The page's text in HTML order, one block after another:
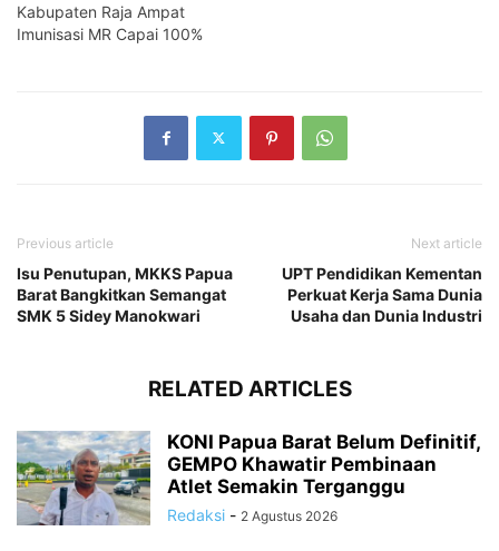
Kabupaten Raja Ampat
Imunisasi MR Capai 100%
Previous article
Isu Penutupan, MKKS Papua
Barat Bangkitkan Semangat
SMK 5 Sidey Manokwari
Next article
UPT Pendidikan Kementan
Perkuat Kerja Sama Dunia
Usaha dan Dunia Industri
RELATED ARTICLES
KONI Papua Barat Belum Definitif,
GEMPO Khawatir Pembinaan
Atlet Semakin Terganggu
Redaksi - 2 Agustus 2026